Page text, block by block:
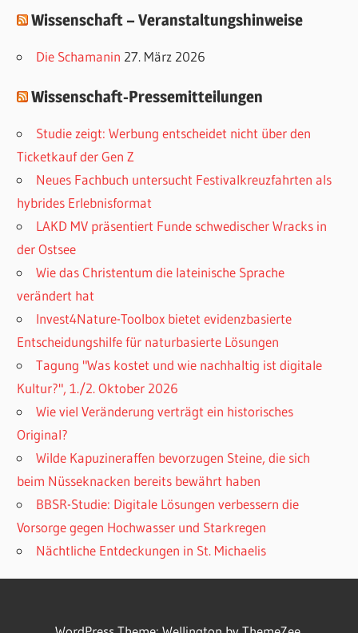
n Wissenschaft – Veranstaltungshinweise
Die Schamanin 27. März 2026
Wissenschaft-Pressemitteilungen
Studie zeigt: Werbung entscheidet nicht über den
Ticketkauf der Gen Z
Neues Fachbuch untersucht Festivalkreuzfahrten als
hybrides Erlebnisformat
LAKD MV präsentiert Funde schwedischer Wracks in
der Ostsee
Wie das Christentum die lateinische Sprache
verändert hat
Invest4Nature-Toolbox bietet evidenzbasierte
Entscheidungshilfe für naturbasierte Lösungen
Tagung "Was kostet und wie nachhaltig ist digitale
Kultur?", 1./2. Oktober 2026
Wie viel Veränderung verträgt ein historisches
Original?
Wilde Kapuzineraffen bevorzugen Steine, die sich
beim Nüsseknacken bereits bewährt haben
BBSR-Studie: Digitale Lösungen verbessern die
Vorsorge gegen Hochwasser und Starkregen
Nächtliche Entdeckungen in St. Michaelis